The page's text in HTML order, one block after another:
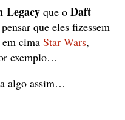
Legacy que o Daft
que eles fizessem
em cima Star Wars,
exemplo…
algo assim…